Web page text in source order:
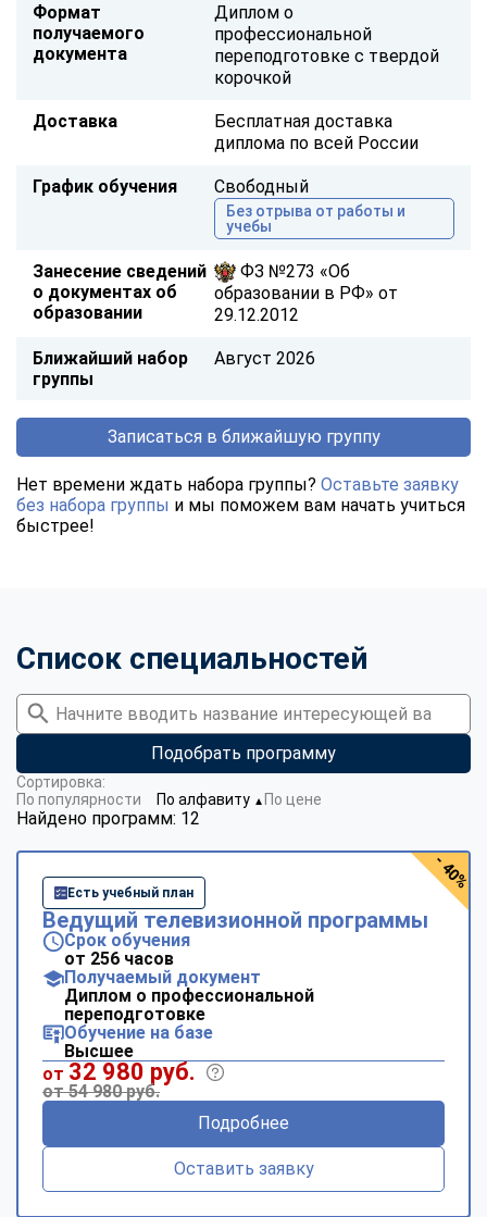
Формат
получаемого
документа
Диплом о
профессиональной
переподготовке с твердой
корочкой
Доставка
Бесплатная доставка
диплома по всей России
График обучения Свободный
Без отрыва от работы и
учебы
Занесение сведений
о документах об
образовании
ФЗ №273 «Об
образовании в РФ» от
29.12.2012
Ближайший набор
группы
Август 2026
Записаться в ближайшую группу
Нет времени ждать набора группы? Оставьте заявку
без набора группы и мы поможем вам начать учиться
быстрее!
Список специальностей
Подобрать программу
Найдено программ: 12
Сортировка:
По популярности
По алфавиту ▼ По цене
Есть учебный план
Ведущий телевизионной программы
Срок обучения
от 256 часов
Получаемый документ
Диплом о профессиональной
переподготовке
Обучение на базе
Высшее
от 32 980 руб.
от 54 980 руб.
Подробнее
Оставить заявку
- 40%